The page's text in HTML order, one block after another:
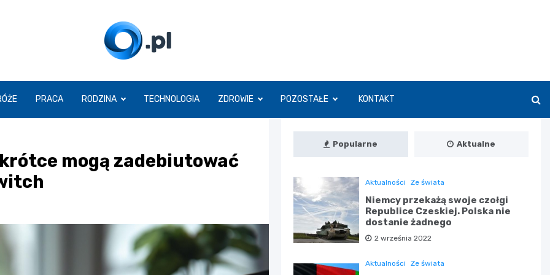
O.pl
PRACA RODZINA TECHNOLOGIA ZDROWIE POZOSTAŁE KONTAKT
mogą zadebiutować
Popularne Aktualne
Aktualności Ze świata
Niemcy przekażą swoje czołgi
Republice Czeskiej. Polska nie
dostanie żadnego
2 września 2022
Aktualności Ze świata